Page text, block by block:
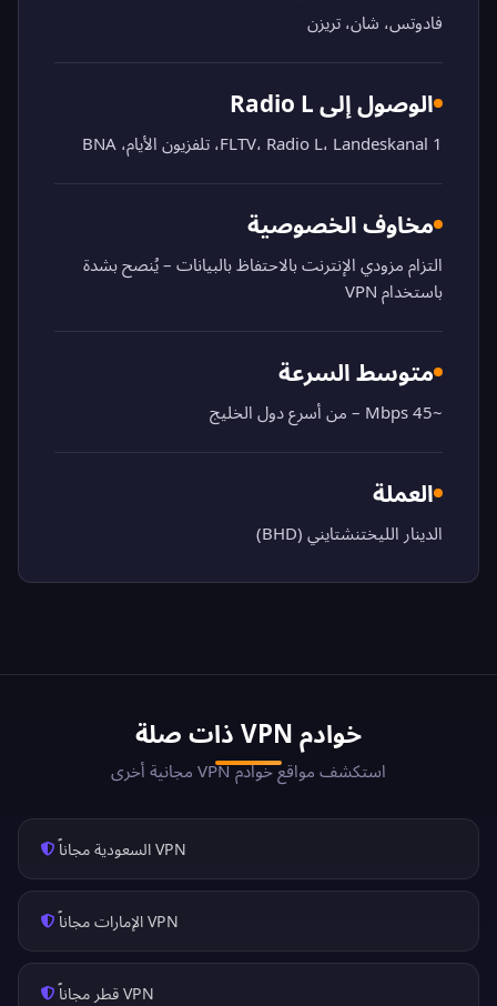
فادوتس، شان، تريزن
الوصول إلى Radio L
1 FLTV، Radio L، Landeskanal، تلفزيون الأيام، BNA
مخاوف الخصوصية
التزام مزودي الإنترنت بالاحتفاظ بالبيانات – يُنصح بشدة
باستخدام VPN
متوسط السرعة
~45 Mbps – من أسرع دول الخليج
العملة
الدينار الليختنشتايني (BHD)
خوادم VPN ذات صلة
استكشف مواقع خوادم VPN مجانية أخرى
VPN السعودية مجاناً
VPN الإمارات مجاناً
VPN قطر مجاناً